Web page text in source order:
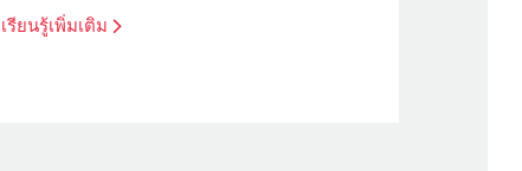
เรียนรู้เพิ่มเติม